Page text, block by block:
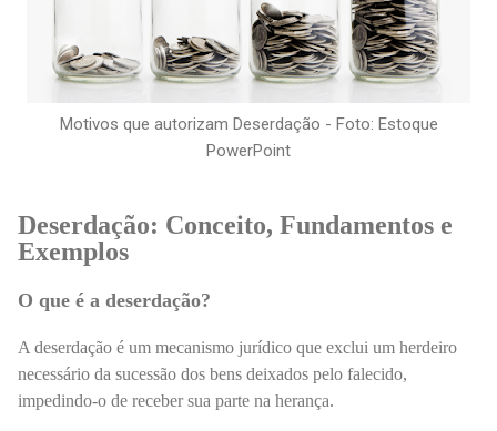
Motivos que autorizam Deserdação - Foto: Estoque
PowerPoint
Deserdação: Conceito, Fundamentos e
Exemplos
O que é a deserdação?
A deserdação é um mecanismo jurídico que exclui um herdeiro
necessário da sucessão dos bens deixados pelo falecido,
impedindo-o de receber sua parte na herança.